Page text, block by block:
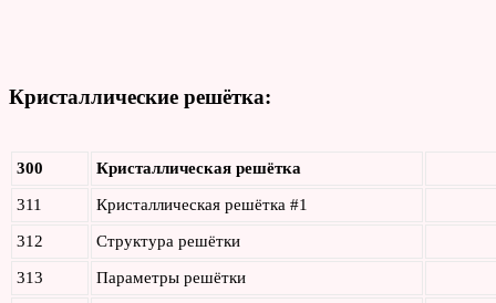
Кристаллические решётка:
300 Кристаллическая решётка
311 Кристаллическая решётка #1
312 Структура решётки
313 Параметры решётки